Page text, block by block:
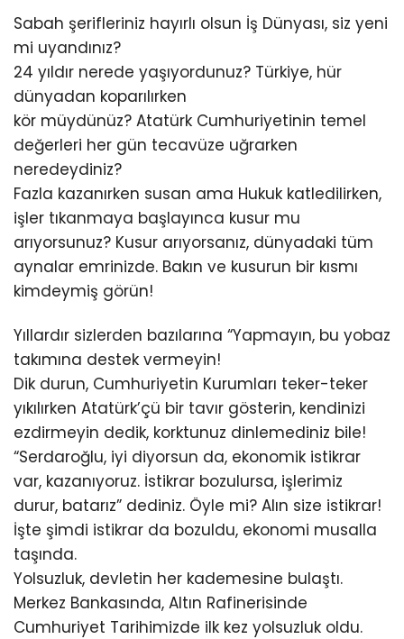
Sabah şerifleriniz hayırlı olsun İş Dünyası, siz yeni
mi uyandınız?
24 yıldır nerede yaşıyordunuz? Türkiye, hür
dünyadan koparılırken
kör müydünüz? Atatürk Cumhuriyetinin temel
değerleri her gün tecavüze uğrarken
neredeydiniz?
Fazla kazanırken susan ama Hukuk katledilirken,
işler tıkanmaya başlayınca kusur mu
arıyorsunuz? Kusur arıyorsanız, dünyadaki tüm
aynalar emrinizde. Bakın ve kusurun bir kısmı
kimdeymiş görün!
Yıllardır sizlerden bazılarına “Yapmayın, bu yobaz
takımına destek vermeyin!
Dik durun, Cumhuriyetin Kurumları teker-teker
yıkılırken Atatürk’çü bir tavır gösterin, kendinizi
ezdirmeyin dedik, korktunuz dinlemediniz bile!
“Serdaroğlu, iyi diyorsun da, ekonomik istikrar
var, kazanıyoruz. İstikrar bozulursa, işlerimiz
durur, batarız” dediniz. Öyle mi? Alın size istikrar!
İşte şimdi istikrar da bozuldu, ekonomi musalla
taşında.
Yolsuzluk, devletin her kademesine bulaştı.
Merkez Bankasında, Altın Rafinerisinde
Cumhuriyet Tarihimizde ilk kez yolsuzluk oldu.